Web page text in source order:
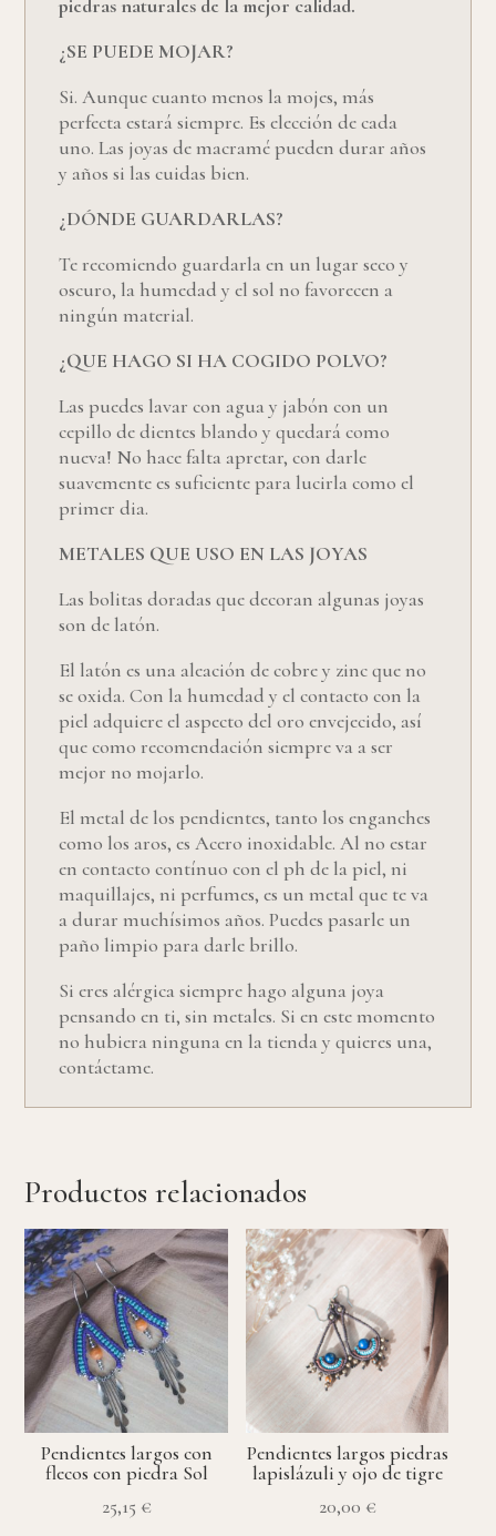
piedras naturales de la mejor calidad.
¿SE PUEDE MOJAR?
Si. Aunque cuanto menos la mojes, más
perfecta estará siempre. Es elección de cada
uno. Las joyas de macramé pueden durar años
y años si las cuidas bien.
¿DÓNDE GUARDARLAS?
Te recomiendo guardarla en un lugar seco y
oscuro, la humedad y el sol no favorecen a
ningún material.
¿QUE HAGO SI HA COGIDO POLVO?
Las puedes lavar con agua y jabón con un
cepillo de dientes blando y quedará como
nueva! No hace falta apretar, con darle
suavemente es suficiente para lucirla como el
primer dia.
METALES QUE USO EN LAS JOYAS
Las bolitas doradas que decoran algunas joyas
son de latón.
El latón es una aleación de cobre y zinc que no
se oxida. Con la humedad y el contacto con la
piel adquiere el aspecto del oro envejecido, así
que como recomendación siempre va a ser
mejor no mojarlo.
El metal de los pendientes, tanto los enganches
como los aros, es Acero inoxidable. Al no estar
en contacto contínuo con el ph de la piel, ni
maquillajes, ni perfumes, es un metal que te va
a durar muchísimos años. Puedes pasarle un
paño limpio para darle brillo.
Si eres alérgica siempre hago alguna joya
pensando en ti, sin metales. Si en este momento
no hubiera ninguna en la tienda y quieres una,
contáctame.
Productos relacionados
Pendientes largos con
flecos con piedra Sol
25,15 €
Pendientes largos piedras
lapislázuli y ojo de tigre
20,00 €